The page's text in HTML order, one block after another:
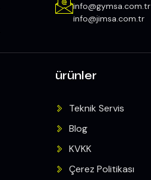
info@gymsa.com.tr
info@jimsa.com.tr
ürünler
Teknik Servis
Blog
KVKK
Çerez Politikası